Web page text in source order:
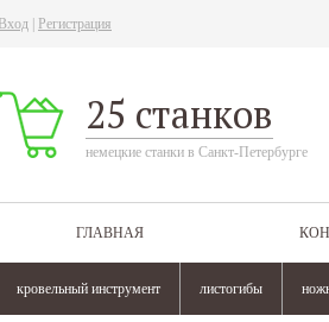
Вход Регистрация
25 станков
немецкие станки в Санкт-Петербурге
ГЛАВНАЯ
кровельный инструмент листогибы